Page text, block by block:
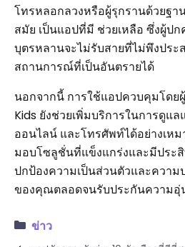
โทรหลอกลวงหรือผู้รุกรานด้วยฐ
สมัย เป็นแอปที่มี ช่วยเหลือ ซึ่งผู้ป
บุตรหลานจะไม่รับสายที่ไม่พึงประ
สถานการณ์ที่เป็นอันตรายได้
นอกจากนี้ การใช้แอปควบคุมโดย
Kids ยังช่วยเพิ่มบริการในการดูแ
ออนไลน์ และโทรศัพท์ได้อย่างเห
มอบโซลูชั่นที่แข็งแกร่งและมีประ
ปกป้องความเป็นส่วนตัวและควา
ของคุณตลอดจนรับประกันความ
ข่าว